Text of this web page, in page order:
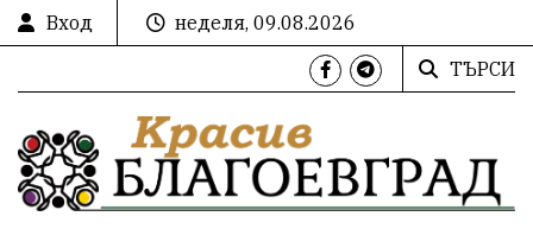
Вход
неделя, 09.08.2026
ТЪРСИ